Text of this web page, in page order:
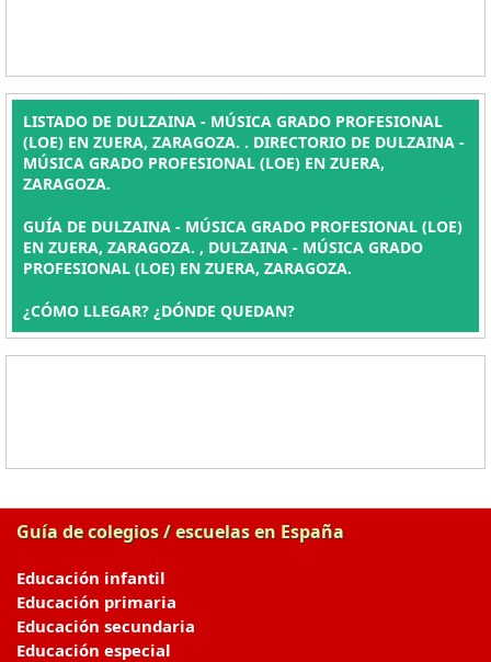
LISTADO DE DULZAINA - MÚSICA GRADO PROFESIONAL
(LOE) EN ZUERA, ZARAGOZA. . DIRECTORIO DE DULZAINA -
MÚSICA GRADO PROFESIONAL (LOE) EN ZUERA,
ZARAGOZA.
GUÍA DE DULZAINA - MÚSICA GRADO PROFESIONAL (LOE)
EN ZUERA, ZARAGOZA. , DULZAINA - MÚSICA GRADO
PROFESIONAL (LOE) EN ZUERA, ZARAGOZA.
¿CÓMO LLEGAR? ¿DÓNDE QUEDAN?
Guía de colegios / escuelas en España
Educación infantil
Educación primaria
Educación secundaria
Educación especial